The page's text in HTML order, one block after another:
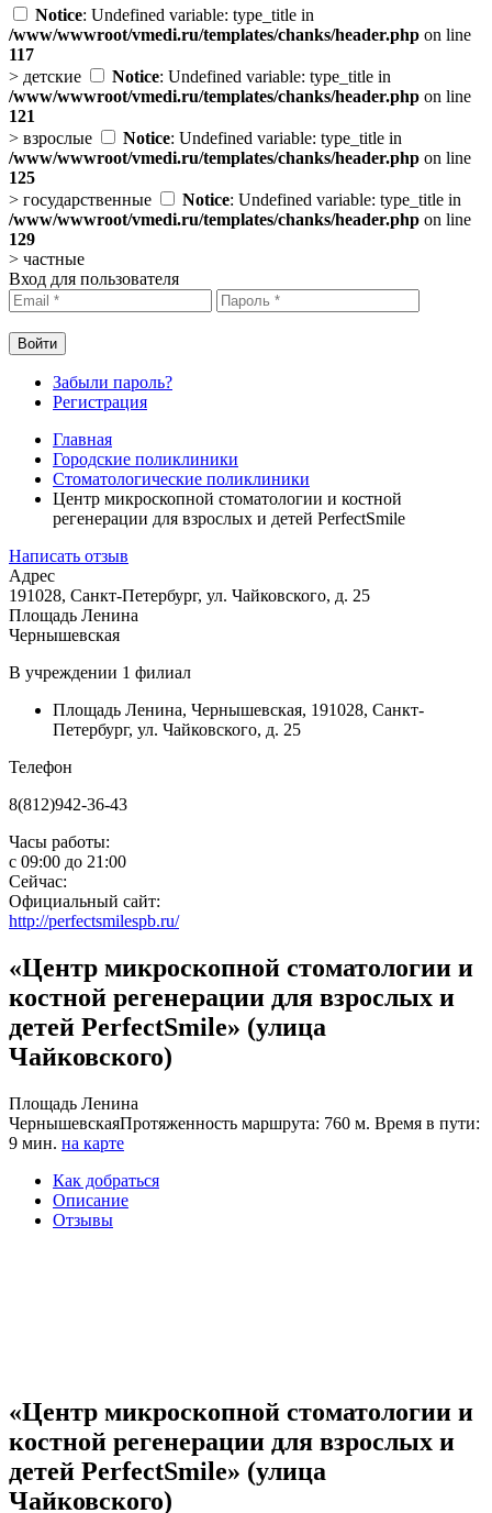
Notice: Undefined variable: type_title in
/www/wwwroot/vmedi.ru/templates/chanks/header.php on line
117
> детские Notice: Undefined variable: type_title in
/www/wwwroot/vmedi.ru/templates/chanks/header.php on line
121
> взрослые Notice: Undefined variable: type_title in
/www/wwwroot/vmedi.ru/templates/chanks/header.php on line
125
> государственные Notice: Undefined variable: type_title in
/www/wwwroot/vmedi.ru/templates/chanks/header.php on line
129
> частные
Вход для пользователя
Забыли пароль?
Регистрация
Главная
Городские поликлиники
Стоматологические поликлиники
Центр микроскопной стоматологии и костной
регенерации для взрослых и детей PerfectSmile
Написать отзыв
Адрес
191028, Санкт-Петербург, ул. Чайковского, д. 25
Площадь Ленина
Чернышевская
В учреждении 1 филиал
Площадь Ленина, Чернышевская, 191028, Санкт-
Петербург, ул. Чайковского, д. 25
Телефон
8(812)942-36-43
Часы работы:
с 09:00 до 21:00
Сейчас:
Официальный сайт:
http://perfectsmilespb.ru/
«Центр микроскопной стоматологии и
костной регенерации для взрослых и
детей PerfectSmile» (улица
Чайковского)
Площадь Ленина
ЧернышевскаяПротяженность маршрута: 760 м. Время в пути:
9 мин. на карте
Как добраться
Описание
Отзывы
«Центр микроскопной стоматологии и
костной регенерации для взрослых и
детей PerfectSmile» (улица
Чайковского)